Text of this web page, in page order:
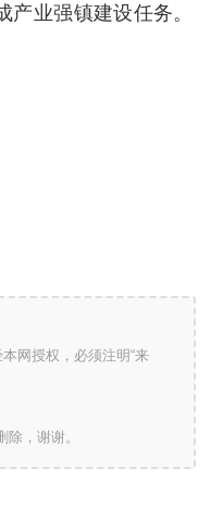
业强镇建设任务。
网授权，必须注明“来
，谢谢。